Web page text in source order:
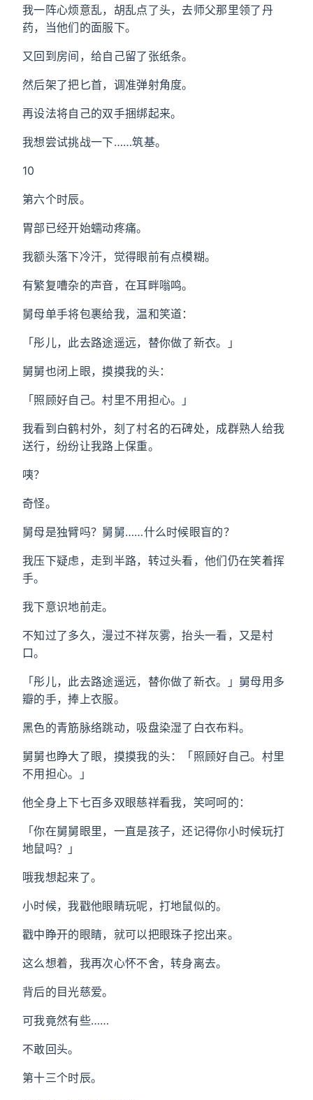
我一阵心烦意乱，胡乱点了头，去师父那里领了丹
药，当他们的面服下。
又回到房间，给自己留了张纸条。
然后架了把匕首，调准弹射角度。
再设法将自己的双手捆绑起来。
我想尝试挑战一下……筑基。
10
第六个时辰。
胃部已经开始蠕动疼痛。
我额头落下冷汗，觉得眼前有点模糊。
有繁复嘈杂的声音，在耳畔嗡鸣。
舅母单手将包裹给我，温和笑道：
「彤儿，此去路途遥远，替你做了新衣。」
舅舅也闭上眼，摸摸我的头：
「照顾好自己。村里不用担心。」
我看到白鹤村外，刻了村名的石碑处，成群熟人给我
送行，纷纷让我路上保重。
咦？
奇怪。
舅母是独臂吗？舅舅……什么时候眼盲的？
我压下疑虑，走到半路，转过头看，他们仍在笑着挥
手。
我下意识地前走。
不知过了多久，漫过不祥灰雾，抬头一看，又是村
口。
「彤儿，此去路途遥远，替你做了新衣。」舅母用多
瓣的手，捧上衣服。
黑色的青筋脉络跳动，吸盘染湿了白衣布料。
舅舅也睁大了眼，摸摸我的头：「照顾好自己。村里
不用担心。」
他全身上下七百多双眼慈祥看我，笑呵呵的：
「你在舅舅眼里，一直是孩子，还记得你小时候玩打
地鼠吗？」
哦我想起来了。
小时候，我戳他眼睛玩呢，打地鼠似的。
戳中睁开的眼睛，就可以把眼珠子挖出来。
这么想着，我再次心怀不舍，转身离去。
背后的目光慈爱。
可我竟然有些……
不敢回头。
第十三个时辰。